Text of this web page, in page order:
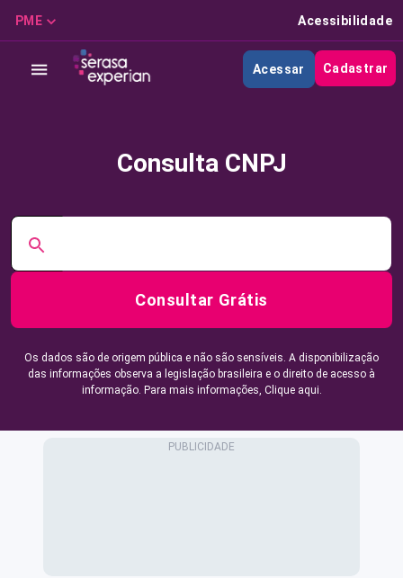
PME Acessibilidade
Acessar Cadastrar
Consulta CNPJ
Consultar Grátis
Os dados são de origem pública e não são sensíveis. A disponibilização
das informações observa a legislação brasileira e o direito de acesso à
informação. Para mais informações, Clique aqui.